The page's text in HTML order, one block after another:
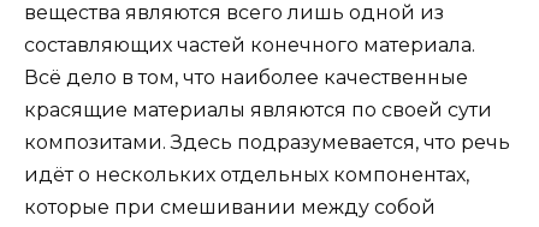
вещества являются всего лишь одной из
составляющих частей конечного материала.
Всё дело в том, что наиболее качественные
красящие материалы являются по своей сути
композитами. Здесь подразумевается, что речь
идёт о нескольких отдельных компонентах,
которые при смешивании между собой